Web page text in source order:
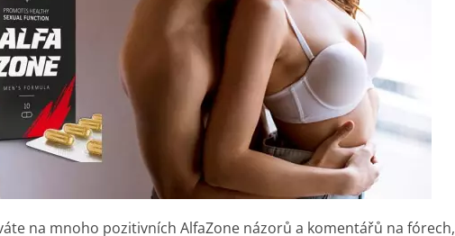
na mnoho pozitivních AlfaZone názorů a komentářů na fórech,